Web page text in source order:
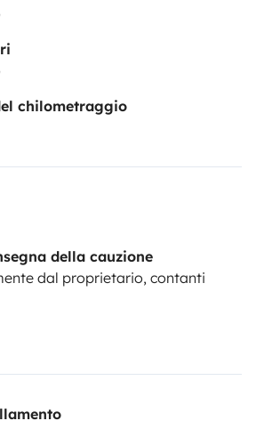
chilometraggio
della cauzione
dal proprietario, contanti